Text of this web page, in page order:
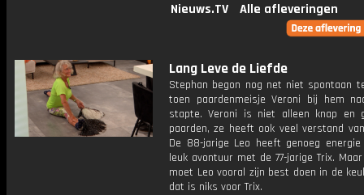
Nieuws.TV
Alle afleveringen
Lang Leve de Liefde
Stephan begon nog net niet spontaan
toen paardenmeisje Veroni bij hem
stapte. Veroni is niet alleen knap en
paarden, ze heeft ook veel verstand
De 88-jarige Leo heeft genoeg
leuk avontuur met de 77-jarige Trix.
moet Leo vooral zijn best doen in de
dat is niks voor Trix.